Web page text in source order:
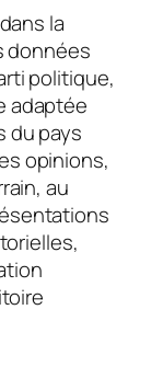
la
données
politique,
adaptée
du pays
opinions,
au